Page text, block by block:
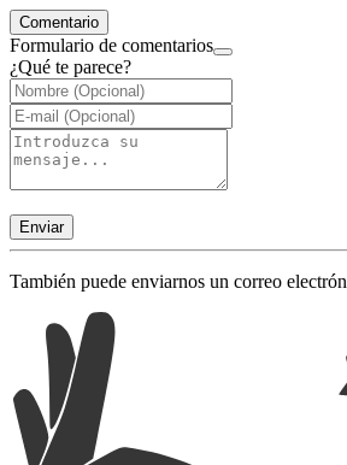
Comentario
Formulario de comentarios
¿Qué te parece?
Enviar
También puede enviarnos un correo